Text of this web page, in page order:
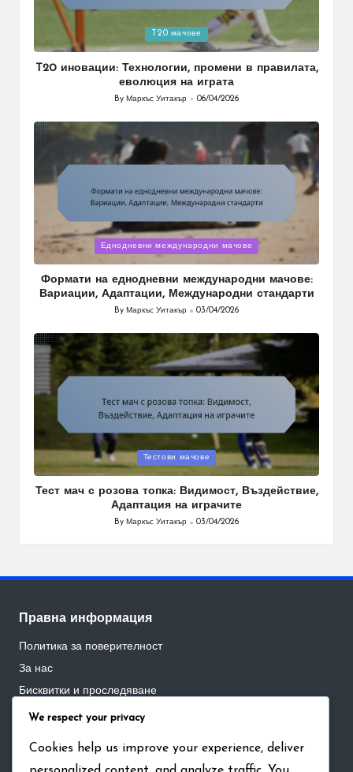
Posted
in
T20 мачове
T20 иновации: Технологии, промени в правилата,
еволюция на играта
Posted
By Маркъс Уитакър 06/04/2026
Posted
in
Еднодневни международни мачове
Формати на еднодневни международни мачове:
Вариации, Адаптации, Международни стандарти
Posted
By Маркъс Уитакър 03/04/2026
in
Тестови мачове
Тест мач с розова топка: Видимост, Въздействие,
Адаптация на играчите
Posted
By Маркъс Уитакър 03/04/2026
Правна информация
Политика за поверителност
За нас
Бисквитки и проследяване
Общи условия
We respect your privacy
Cookies help us improve your experience, deliver